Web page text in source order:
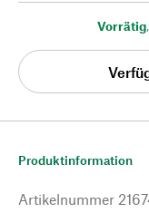
Vorrätig,
Produktinformation
Artikelnummer